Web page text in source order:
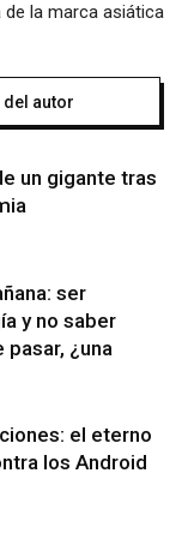
de la marca asiática
del autor
un gigante tras
ser
y no saber
pasar, ¿una
el eterno
los Android